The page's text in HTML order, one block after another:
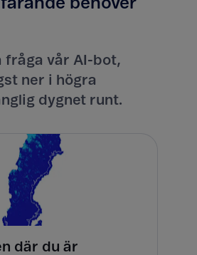
behöver
fråga vår AI-bot,
ner i högra
dygnet runt.
där du är